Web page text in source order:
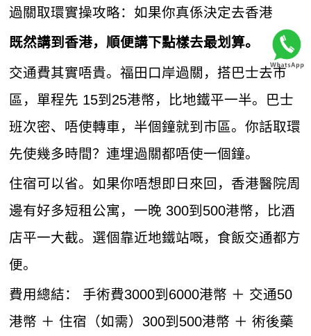
過關取環實操攻略：如果你真係決定去香港
既然講到香港，順便講下點樣去最划算。
交通費其實唔貴。福田口岸過關，搭巴士去市
區，單程先 15到25港幣，比地鐵平一半。巴士
班次密、唔使轉車，半個鐘就到市區。你話取環
先使幾多時間？連埋過關都唔使一個鐘。
住宿可以省。如果你唔想即日來回，香港醫院周
邊有好多短租公寓，一晚 300到500港幣，比酒
店平一大截。選個靠近地鐵站嘅，食飯交通都方
便。
費用總結： 手術費3000到6000港幣 ＋ 交通50
港幣 ＋ 住宿（如需）300到500港幣 ＋ 術後藥